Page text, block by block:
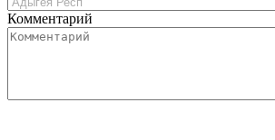
Комментарий